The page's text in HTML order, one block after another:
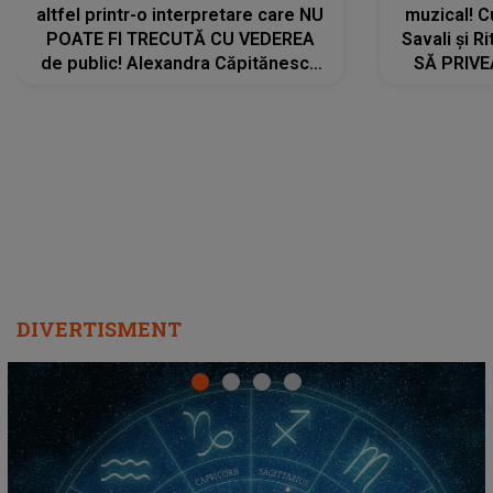
altfel printr-o interpretare care NU
POATE FI TRECUTĂ CU VEDEREA
de public! Alexandra Căpitănescu
muzical!
Savali și
SĂ
DIVERTISMENT